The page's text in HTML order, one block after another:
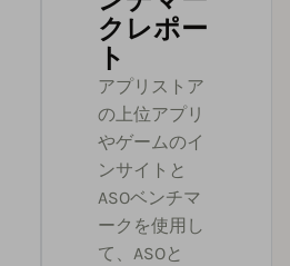
クレポー
ト
アプリストア
の上位アプリ
やゲームのイ
ンサイトと
ASOベンチマ
ークを使用し
て、ASOと